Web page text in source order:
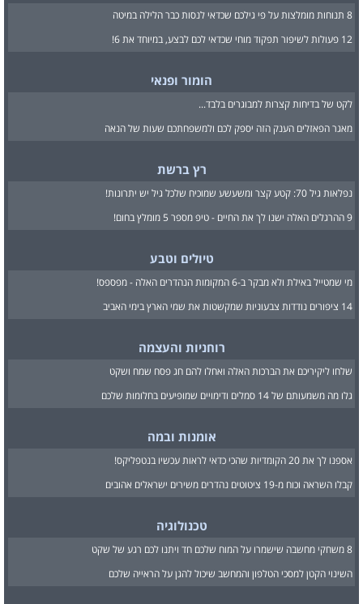
8 תנוחות מומלצות על פי גילכם שכדאי לנסות כבר הלילה במיטה
12 פעולות לשיפור תפקוד מוחי שכדאי לכם לבצע, במיוחד את 6!
הומור ופנאי
לקט של בדיחות קצרות למבוגרים בלבד...
מאגר הפאזלים הענק הזה יספק לכם ולמשפחתכם שעות של הנאה
רץ ברשת
נפלאות גיל 70: קטע קצר ומשעשע שמוכיח שלכל גיל יש יתרונות!
9 ההרגלים האלה ישנו לך את החיים - טיפ מספר 5 מומלץ בחום!
טיולים וטבע
מי שמטייל באילת ולא מבקר ב-6 המקומות הנהדרים האלה - מפספס!
14 ציפורים נודדות צבעוניות שמקשטות את שמי הארץ בימי האביב
רוחניות והעצמה
שלחו ליקיריכם את הברכות האלה ואחלו להם חג פסח שמח ושקט
גלו מה משמעותם של 14 סמלים ודימויים שמופיעים בחלומות שלכם
אומנות ובמה
אספנו לך את 20 הקומדיות שהכי כדאי לראות עכשיו בנטפליקס!
קבלו השראה וכוח מ-19 ציטוטים נהדרים משירים ישראלים אהובים
טכנולוגיה
8 משחקי מחשבה שישמרו על המוח שלכם חד ויתנו לכם רגע של שקט
השינוי הקטן למסכי הטלפון והמחשב שיכול להגן על הראייה שלכם